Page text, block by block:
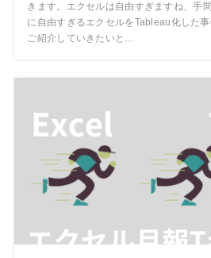
きます。エクセルは自由すぎますね、手
に自由すぎるエクセルをTableau化した
ご紹介していきたいと…